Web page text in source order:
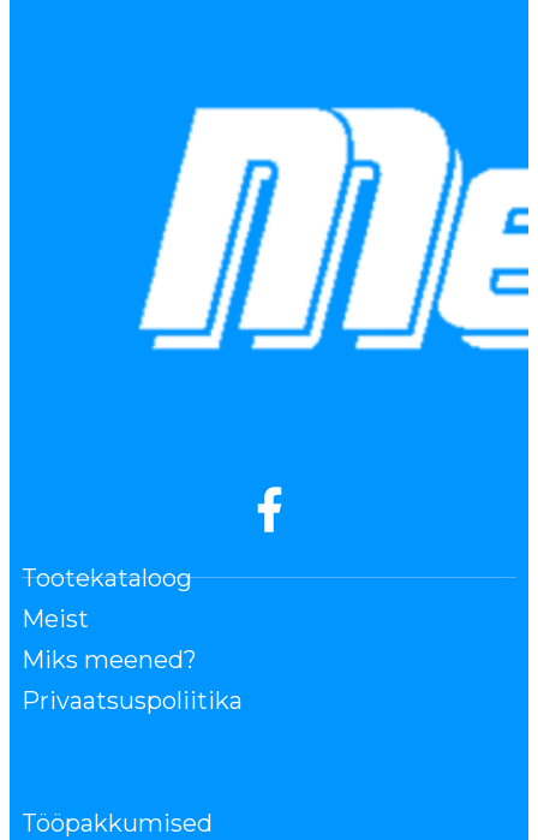
Tootekataloog
Meist
Miks meened?
Privaatsuspoliitika
Tööpakkumised